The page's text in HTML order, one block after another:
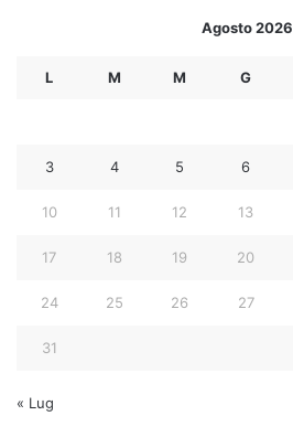
Agosto 2026
L M M G
3 4 5 6
10 11 12 13
17 18 19 20
24 25 26 27
31
« Lug